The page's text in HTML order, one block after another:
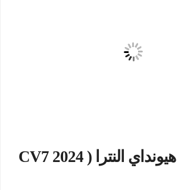
إيجار سيارة هيونداي النترا ( CV7 2024